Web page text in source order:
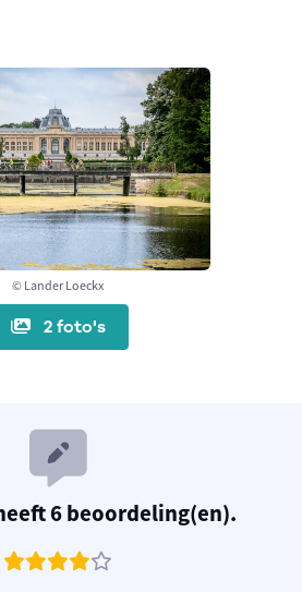
© Lander Loeckx
2 foto's
6 beoordeling(en).